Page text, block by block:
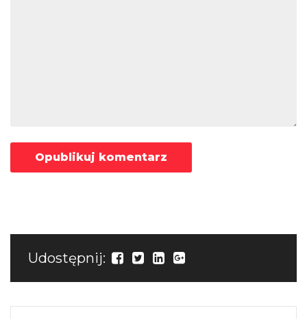
Udostępnij: